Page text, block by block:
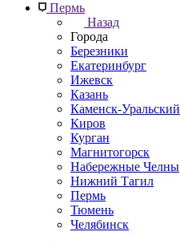
Пермь
Назад
Города
Березники
Екатеринбург
Ижевск
Казань
Каменск-Уральский
Киров
Курган
Магнитогорск
Набережные Челны
Нижний Тагил
Пермь
Тюмень
Челябинск